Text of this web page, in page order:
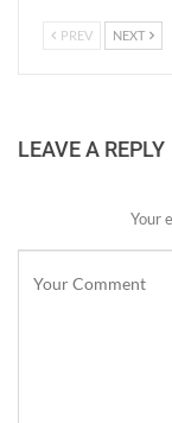
PREV NEXT
LEAVE A REPLY
Your